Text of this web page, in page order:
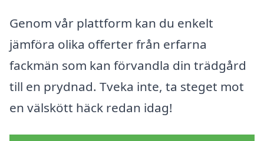
Genom vår plattform kan du enkelt
jämföra olika offerter från erfarna
fackmän som kan förvandla din trädgård
till en prydnad. Tveka inte, ta steget mot
en välskött häck redan idag!